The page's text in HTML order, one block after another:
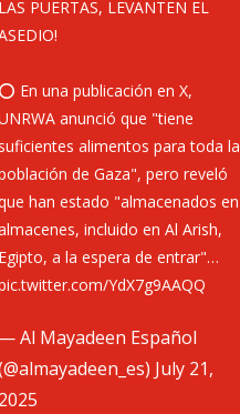
LAS PUERTAS, LEVANTEN EL
⭕️ En una publicación en X,
anunció que "tiene
suficientes alimentos para toda la
de Gaza", pero reveló
han estado "almacenados en
incluido en Al Arish,
Egipto, a la espera de entrar"…
YdX7g9AAQQ
— Al Mayadeen Español
July 21,
2025